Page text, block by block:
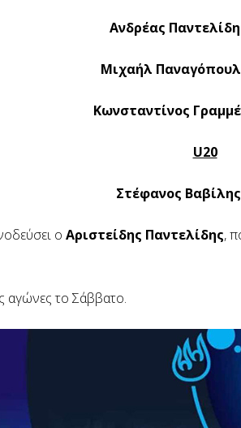
Ανδρέας
Μιχαήλ
Κωνσταντίνος
U20
Στέφανος
ο Αριστείδης Παντελίδης,
αγώνες το Σάββατο.